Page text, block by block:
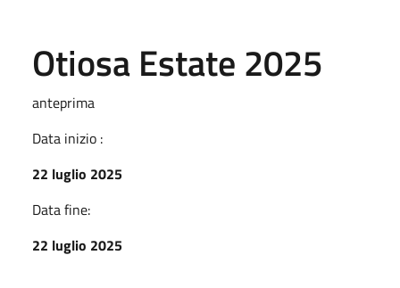
Otiosa Estate 2025
anteprima
Data inizio :
22 luglio 2025
Data fine:
22 luglio 2025